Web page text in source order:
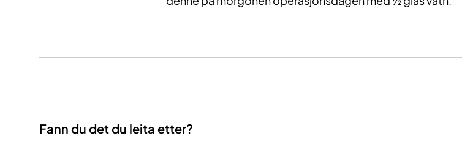
Fann du det du leita etter?